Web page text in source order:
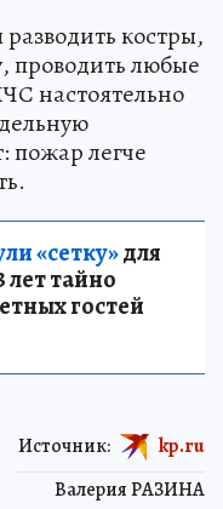
костры,
проводить любые
настоятельно
пожар легче
«сетку»для
лет тайно
гостей
Валерия РАЗИНА
Источник: kp.ru